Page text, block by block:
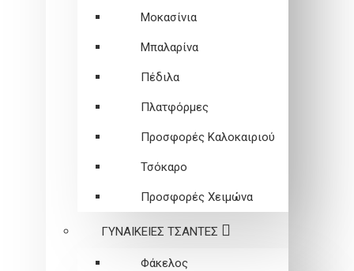
Μοκασίνια
Μπαλαρίνα
Πέδιλα
Πλατφόρμες
Προσφορές Καλοκαιριού
Τσόκαρο
Προσφορές Χειμώνα
ΓΥΝΑΙΚΕΙEΣ ΤΣΑΝΤΕΣ
Φάκελος